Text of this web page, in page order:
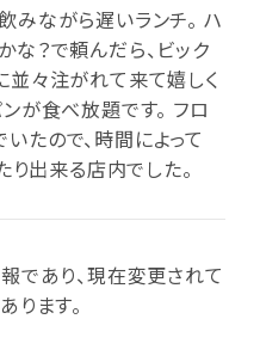
みながら遅いランチ。 ハ
な？で頼んだら、ビック
並々注がれて来て嬉しく
が食べ放題です。 フロ
たので、時間によって
出来る店内でした。
あり、現在変更されて
ります。